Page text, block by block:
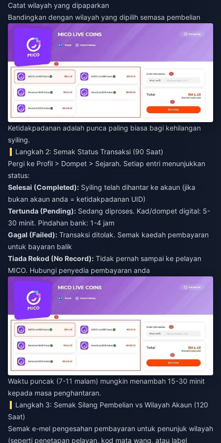
Catat wilayah yang dipaparkan
Bandingkan dengan wilayah yang dipilih semasa pembelian
Ketidakpadanan adalah punca paling biasa bagi kehilangan
syiling.
Langkah 2: Semak Status Transaksi (90 Saat)
Pergi ke Profil > Dompet > Sejarah. Setiap entri menunjukkan
status:
Selesai (Completed): Syiling telah dihantar ke akaun (jika
bukan akaun anda = ketidakpadanan UID)
Tertunda (Pending): Sedang diproses. Kad/dompet digital: 5-
30 minit. Pindahan bank: 1-4 jam
Gagal (Failed): Transaksi ditolak. Semak kaedah pembayaran
untuk bayaran balik
Tiada Rekod (No Record): Tidak pernah sampai ke pelayan
MICO. Hubungi penyedia pembayaran anda
Waktu puncak (7-11 malam) mungkin menambah 15-30 minit
kepada masa penghantaran.
Langkah 3: Semak Silang Pembelian vs Wilayah Akaun (120
Saat)
Semak e-mel pengesahan pembayaran untuk penunjuk wilayah
(seperti penetapan pelayan, kod mata wang, atau label